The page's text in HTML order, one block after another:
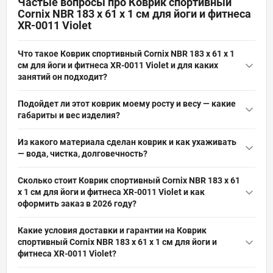
Cornix NBR 183 x 61 x 1 cм для йоги и фитнеса
XR-0011 Violet
Что такое Коврик спортивный Cornix NBR 183 x 61 x 1
cм для йоги и фитнеса XR-0011 Violet и для каких
занятий он подходит?
фитнеса XR-0011 Violet — это NBR-коврик толщиной 1 см,
фитнеса, пилатеса, растяжки и реабилитации. Обеспечивает
амортизацию, теплоизоляцию и нескользящую поверхность,
Подойдет ли этот коврик моему росту и весу — какие
габариты и вес изделия?
вес 0.83 кг, поэтому подходит для большинства пользователей
и локтей благодаря 1 см амортизации. Нагрузка по весу не
указана, но материал NBR обеспечивает эластичность и
долговечность.
Из какого материала сделан коврик и как ухаживать
— вода, чистка, долговечность?
покрытием и звукоизолирующими свойствами; он не
впитывает влагу и легко очищается влажной тряпкой. NBR
при регулярном уходе и сушке вдали от прямого солнца.
Сколько стоит Коврик спортивный Cornix NBR 183 x 61
x 1 cм для йоги и фитнеса XR-0011 Violet и как
оформить заказ в 2026 году?
Cornix NBR 183 x 61 x 1 cм для йоги и фитнеса XR-0011 Violet
(Артикул: XR-0011) от бренда Cornix составляет 649 грн грн. Вы
Какие условия доставки и гарантии на Коврик
спортивный Cornix NBR 183 x 61 x 1 cм для йоги и
фитнеса XR-0011 Violet?